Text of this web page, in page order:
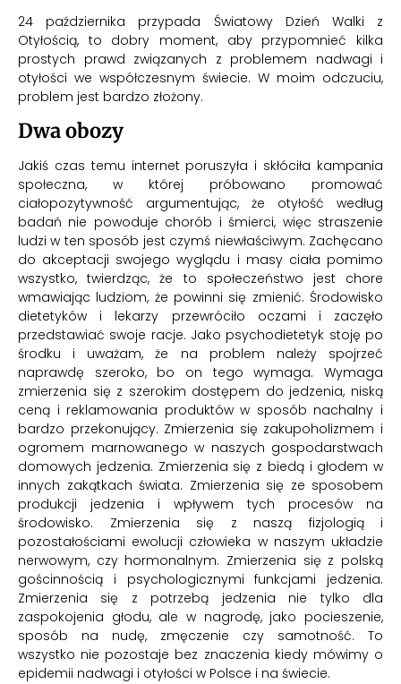
24 października przypada Światowy Dzień Walki z
Otyłością, to dobry moment, aby przypomnieć kilka
prostych prawd związanych z problemem nadwagi i
otyłości we współczesnym świecie. W moim odczuciu,
problem jest bardzo złożony.
Dwa obozy
Jakiś czas temu internet poruszyła i skłóciła kampania
społeczna, w której próbowano promować
ciałopozytywność argumentując, że otyłość według
badań nie powoduje chorób i śmierci, więc straszenie
ludzi w ten sposób jest czymś niewłaściwym. Zachęcano
do akceptacji swojego wyglądu i masy ciała pomimo
wszystko, twierdząc, że to społeczeństwo jest chore
wmawiając ludziom, że powinni się zmienić. Środowisko
dietetyków i lekarzy przewróciło oczami i zaczęło
przedstawiać swoje racje. Jako psychodietetyk stoję po
środku i uważam, że na problem należy spojrzeć
naprawdę szeroko, bo on tego wymaga. Wymaga
zmierzenia się z szerokim dostępem do jedzenia, niską
ceną i reklamowania produktów w sposób nachalny i
bardzo przekonujący. Zmierzenia się zakupoholizmem i
ogromem marnowanego w naszych gospodarstwach
domowych jedzenia. Zmierzenia się z biedą i głodem w
innych zakątkach świata. Zmierzenia się ze sposobem
produkcji jedzenia i wpływem tych procesów na
środowisko. Zmierzenia się z naszą fizjologią i
pozostałościami ewolucji człowieka w naszym układzie
nerwowym, czy hormonalnym. Zmierzenia się z polską
gościnnością i psychologicznymi funkcjami jedzenia.
Zmierzenia się z potrzebą jedzenia nie tylko dla
zaspokojenia głodu, ale w nagrodę, jako pocieszenie,
sposób na nudę, zmęczenie czy samotność. To
wszystko nie pozostaje bez znaczenia kiedy mówimy o
epidemii nadwagi i otyłości w Polsce i na świecie.